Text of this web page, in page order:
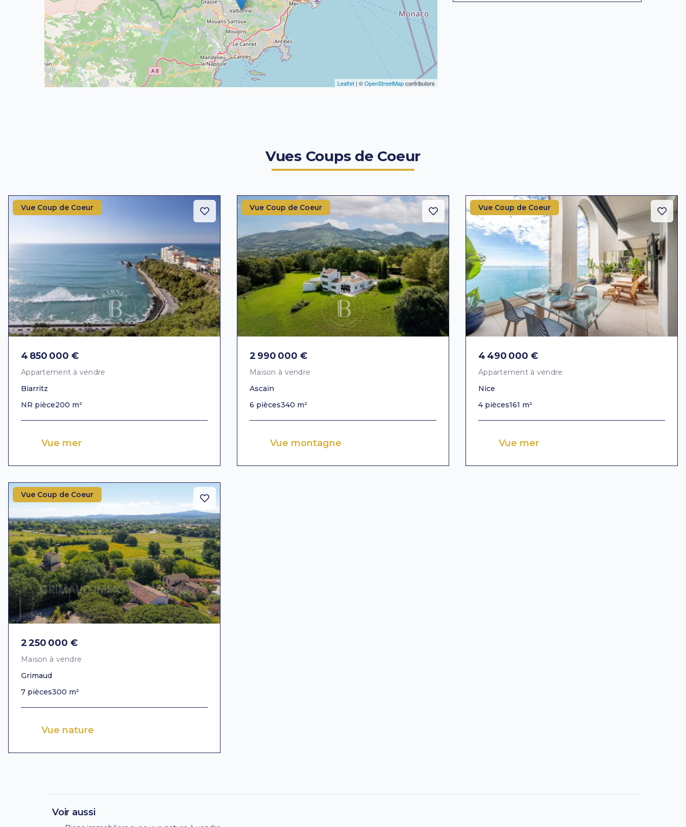
Leaflet| ©OpenStreetMapcontributors
Vues Coups de Coeur
Vue Coup de Coeur
4 850 000 €
Appartement à vendre
Biarritz
NR pièce200 m²
Vue mer
Vue Coup de Coeur
2 990 000 €
Maison à vendre
Ascain
6 pièces340 m²
Vue montagne
Vue Coup de Coeur
4 490 000 €
Appartement à vendre
Nice
4 pièces161 m²
Vue mer
Vue Coup de Coeur
2 250 000 €
Maison à vendre
Grimaud
7 pièces300 m²
Vue nature
Voir aussi